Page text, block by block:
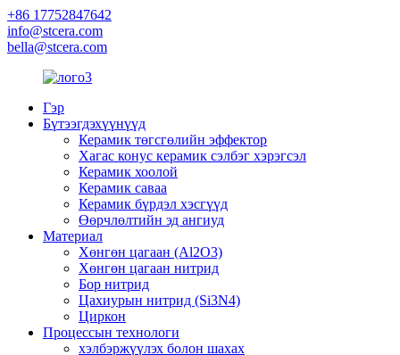
+86 17752847642
info@stcera.com
bella@stcera.com
Гэр
Бүтээгдэхүүнүүд
Керамик төгсгөлийн эффектор
Хагас конус керамик сэлбэг хэрэгсэл
Керамик хоолой
Керамик саваа
Керамик бүрдэл хэсгүүд
Өөрчлөлтийн эд ангиуд
Материал
Хөнгөн цагаан (Al2O3)
Хөнгөн цагаан нитрид
Бор нитрид
Цахиурын нитрид (Si3N4)
Циркон
Процессын технологи
хэлбэржүүлэх болон шахах